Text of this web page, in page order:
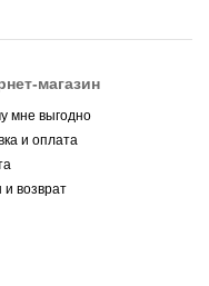
магазин
мне выгодно
и оплата
возврат